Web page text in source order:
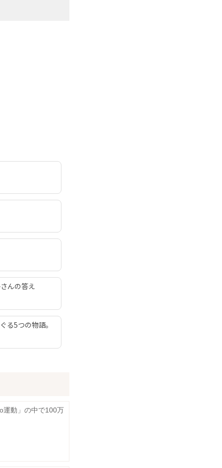
んの答え
る5つの物語。
運動」の中で100万